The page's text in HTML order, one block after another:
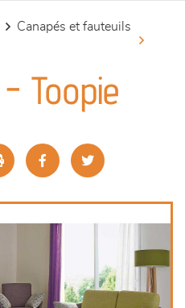
canapés et fauteuils
Toopie